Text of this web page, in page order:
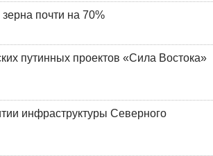
почти на 70%
путинных проектов «Сила Востока»
инфраструктуры Северного